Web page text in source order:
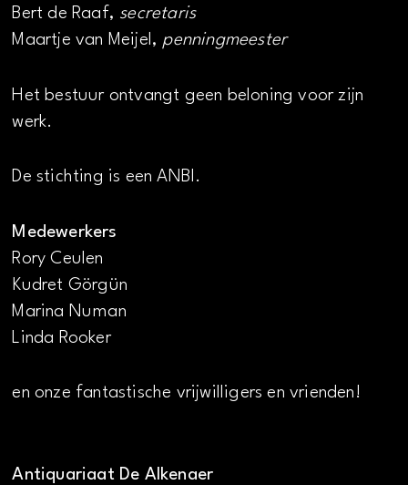
Bert de Raaf, secretaris
Maartje van Meijel, penningmeester
Het bestuur ontvangt geen beloning voor zijn
werk.
De stichting is een ANBI.
Medewerkers
Rory Ceulen
Kudret Görgün
Marina Numan
Linda Rooker
en onze fantastische vrijwilligers en vrienden!
Antiquariaat De Alkenaer